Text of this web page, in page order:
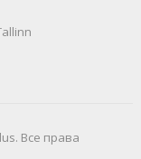
Все права